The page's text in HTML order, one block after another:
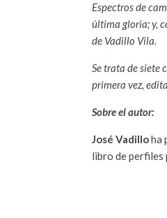
Espectros de
última gloria; y,
de Vadillo Vila.
Se trata de siete
primera vez,
Sobre el autor:
José Vadilloha
libro de perfiles